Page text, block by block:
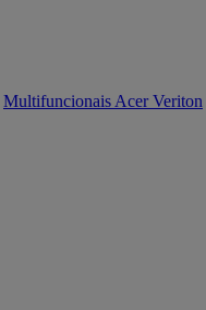
Multifuncionais Acer Veriton